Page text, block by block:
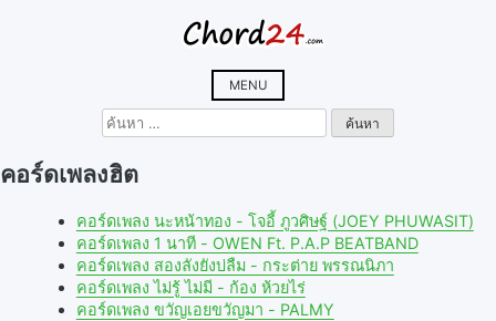
MENU
ค้นหา
สำหรับ:
คอร์ดเพลงฮิต
คอร์ดเพลง นะหน้าทอง - โจอี้ ภูวศิษฐ์ (JOEY PHUWASIT)
คอร์ดเพลง 1 นาที - OWEN Ft. P.A.P BEATBAND
คอร์ดเพลง สองลังยังบ่ลืม - กระต่าย พรรณนิภา
คอร์ดเพลง ไม่รู้ ไม่มี - ก้อง ห้วยไร่
คอร์ดเพลง ขวัญเอยขวัญมา - PALMY